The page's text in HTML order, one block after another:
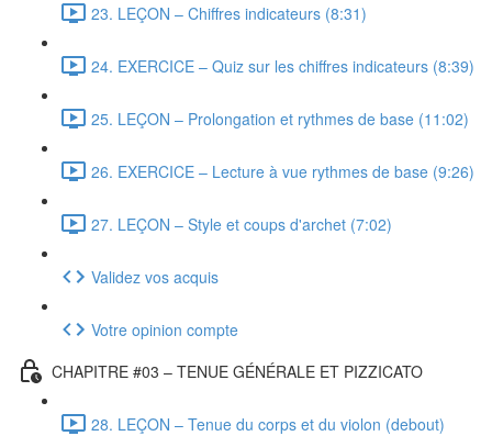
23. LEÇON – Chiffres indicateurs (8:31)
24. EXERCICE – Quiz sur les chiffres indicateurs (8:39)
25. LEÇON – Prolongation et rythmes de base (11:02)
26. EXERCICE – Lecture à vue rythmes de base (9:26)
27. LEÇON – Style et coups d'archet (7:02)
Validez vos acquis
Votre opinion compte
CHAPITRE #03 – TENUE GÉNÉRALE ET PIZZICATO
28. LEÇON – Tenue du corps et du violon (debout)